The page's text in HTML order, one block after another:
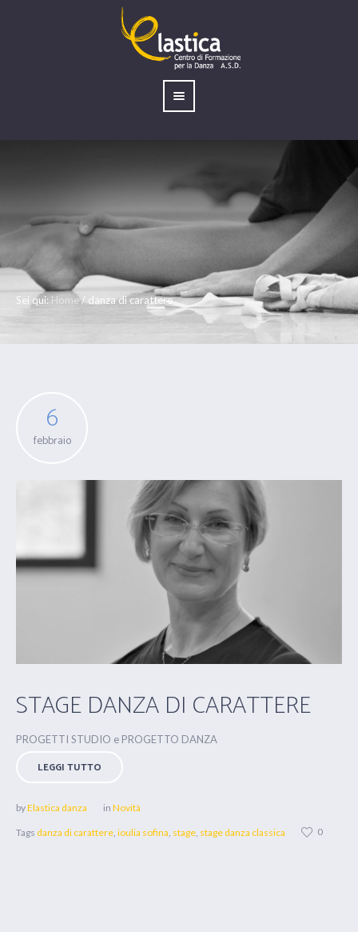
Sei qui:Home/ danza di carattere
6
febbraio
STAGE DANZA DI CARATTERE
PROGETTI STUDIO e PROGETTO DANZA
LEGGI TUTTO
byElastica danza in Novità
Tags danza di carattere ioulia sofina stage stage danza classica 0